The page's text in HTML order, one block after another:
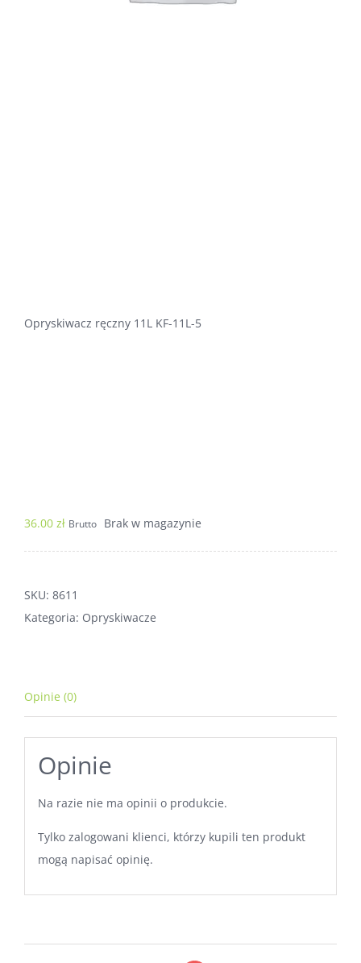
Opryskiwacz ręczny 11L KF-11L-5
36.00 zł Brutto Brak w magazynie
SKU: 8611
Kategoria: Opryskiwacze
Opinie (0)
Opinie
Na razie nie ma opinii o produkcie.
Tylko zalogowani klienci, którzy kupili ten produkt
mogą napisać opinię.